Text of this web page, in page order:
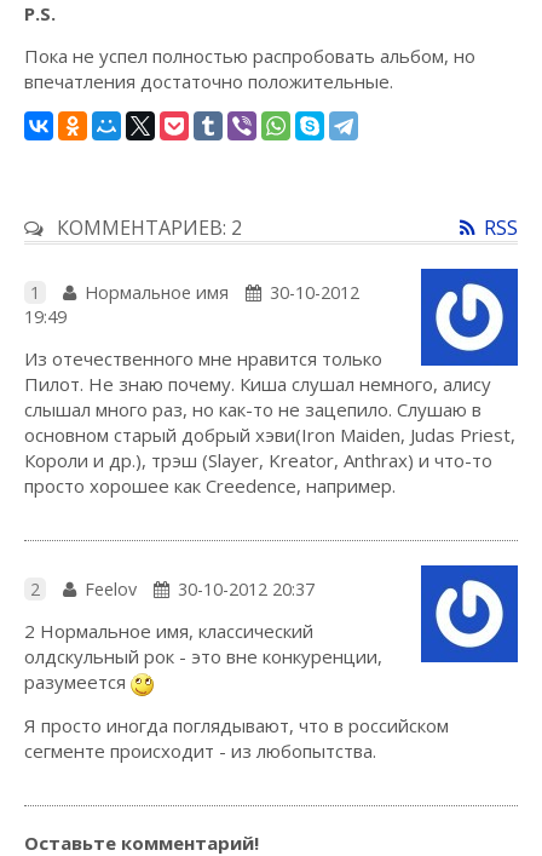
P.S.
Пока не успел полностью распробовать альбом, но
впечатления достаточно положительные.
КОММЕНТАРИЕВ: 2 RSS
1 Нормальное имя
30-10-2012
19:49
Из отечественного мне нравится только
Пилот. Не знаю почему. Киша слушал немного, алису
слышал много раз, но как-то не зацепило. Слушаю в
основном старый добрый хэви(Iron Maiden, Judas Priest,
Короли и др.), трэш (Slayer, Kreator, Anthrax) и что-то
просто хорошее как Creedence, например.
2 Feelov 30-10-2012 20:37
2 Нормальное имя, классический
олдскульный рок - это вне конкуренции,
разумеется
Я просто иногда поглядывают, что в российском
сегменте происходит - из любопытства.
Оставьте комментарий!